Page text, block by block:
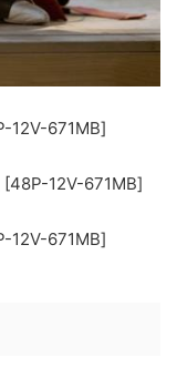
12V-671MB]
12V-671MB]